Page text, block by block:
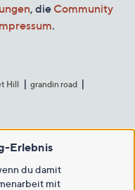
, die Community
.
Hill
grandin road
Erlebnis
du damit
mit